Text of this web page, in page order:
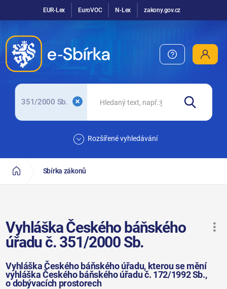
EUR-Lex EuroVOC N-Lex zakony.gov.cz
351/2000 Sb.
Rozšířené vyhledávání
Sbírka zákonů
Vyhláška Českého báňského
úřadu č. 351/2000 Sb.
Vyhláška Českého báňského úřadu, kterou se mění
vyhláška Českého báňského úřadu č. 172/1992 Sb.,
o dobývacích prostorech